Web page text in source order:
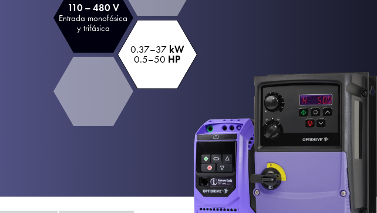
110 – 480 V
Entrada monofásica
y trifásica
0.37–37 kW
0.5–50 HP
Soporte
Sostenibilidad
Empleo
Acerca de